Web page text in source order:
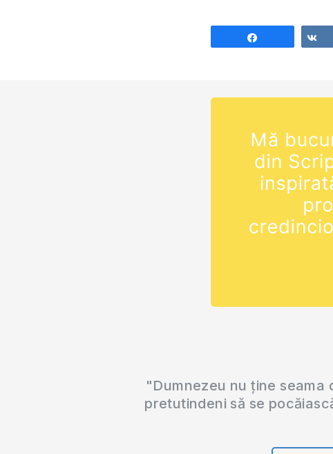
"Dumnezeu nu ține
pretutindeni să se